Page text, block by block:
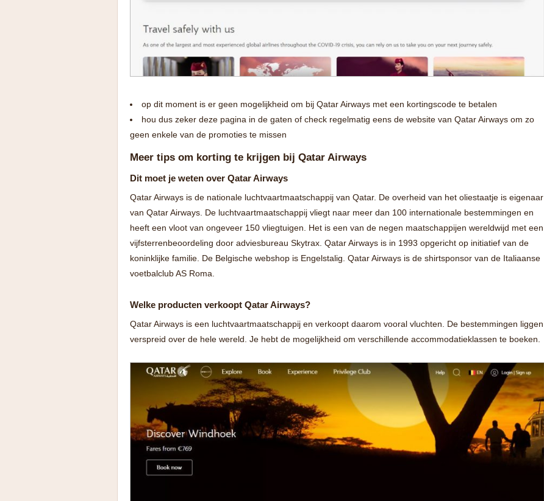
op dit moment is er geen mogelijkheid om bij Qatar Airways met een kortingscode te betalen
hou dus zeker deze pagina in de gaten of check regelmatig eens de website van Qatar Airways om zo
geen enkele van de promoties te missen
Meer tips om korting te krijgen bij Qatar Airways
Dit moet je weten over Qatar Airways
Qatar Airways is de nationale luchtvaartmaatschappij van Qatar. De overheid van het oliestaatje is eigenaar
van Qatar Airways. De luchtvaartmaatschappij vliegt naar meer dan 100 internationale bestemmingen en
heeft een vloot van ongeveer 150 vliegtuigen. Het is een van de negen maatschappijen wereldwijd met een
vijfsterrenbeoordeling door adviesbureau Skytrax. Qatar Airways is in 1993 opgericht op initiatief van de
koninklijke familie. De Belgische webshop is Engelstalig. Qatar Airways is de shirtsponsor van de Italiaanse
voetbalclub AS Roma.
Welke producten verkoopt Qatar Airways?
Qatar Airways is een luchtvaartmaatschappij en verkoopt daarom vooral vluchten. De bestemmingen liggen
verspreid over de hele wereld. Je hebt de mogelijkheid om verschillende accommodatieklassen te boeken.